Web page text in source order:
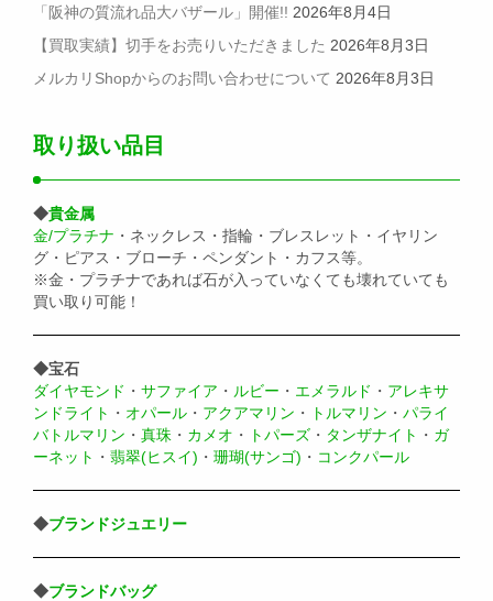
「阪神の質流れ品大バザール」開催!! 2026年8月4日
【買取実績】切手をお売りいただきました 2026年8月3日
メルカリShopからのお問い合わせについて 2026年8月3日
取り扱い品目
◆貴金属
金/プラチナ ・ネックレス・指輪・ブレスレット・イヤリン
グ・ピアス・ブローチ・ペンダント・カフス等。
※金・プラチナであれば石が入っていなくても壊れていても
買い取り可能！
◆宝石
ダイヤモンド ・ サファイア ・ ルビー ・ エメラルド ・ アレキサ
ンドライト ・ オパール ・ アクアマリン ・ トルマリン ・ パライ
バトルマリン ・ 真珠 ・ カメオ ・ トパーズ ・ タンザナイト ・ ガ
ーネット ・ 翡翠(ヒスイ) ・ 珊瑚(サンゴ) ・ コンクパール
◆ブランドジュエリー
◆ブランドバッグ